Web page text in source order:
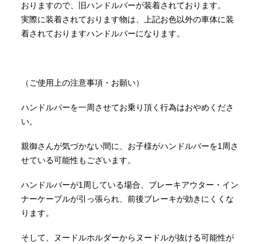
おりますので、旧ハンドルバーが装着されております。
実際に装着されております物は、上記お色以外の車体に装
着されておりますハンドルバーになります。
（ご使用上の注意事項・お願い）
ハンドルバーを一周させてお乗り頂く行為はおやめくださ
い。
親御さんが気づかない間に、お子様がハンドルバーを1周さ
せている可能性もございます。
ハンドルバーが1周している場合、ブレーキアウター・イン
ナーケーブルが引っ張られ、前後ブレーキが効きにくくな
ります。
そして、ヌードルホルダーからヌードルが抜ける可能性が